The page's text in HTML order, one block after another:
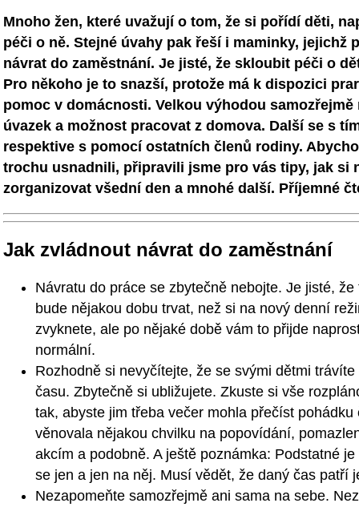
Mnoho žen, které uvažují o tom, že si pořídí děti,
péči o ně. Stejné úvahy pak řeší i maminky, jejichž
návrat do zaměstnání. Je jisté, že skloubit péči o
Pro někoho je to snazší, protože má k dispozici
pomoc v domácnosti. Velkou výhodou
úvazek a možnost pracovat z domova. Další se s
respektive s pomocí ostatních členů rodiny.
trochu usnadnili, připravili jsme pro vás tipy, jak si
zorganizovat všední den a mnohé další. Příjemné
Jak zvládnout návrat do zaměstnání
Návratu do práce se zbytečně nebojte. Je jisté, že
bude nějakou dobu trvat, než si na nový denní
zvyknete, ale po nějaké době vám to přijde
normální.
Rozhodně si nevyčítejte, že se svými dětmi trávíte
času. Zbytečně si ubližujete. Zkuste si vše
tak, abyste jim třeba večer mohla přečíst pohádku
věnovala nějakou chvilku na popovídání,
akcím a podobně. A ještě poznámka: Podstatné
se jen a jen na něj. Musí vědět, že daný čas patří
Nezapomeňte samozřejmě ani sama na sebe.